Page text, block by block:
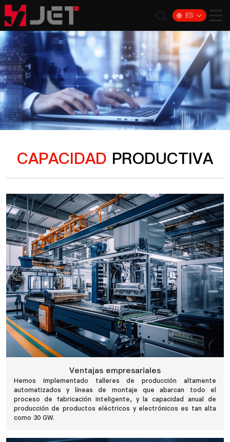
ES
CAPACIDAD PRODUCTIVA
Ventajas empresariales
Hemos implementado talleres de producción altamente
automatizados y líneas de montaje que abarcan todo el
proceso de fabricación inteligente, y la capacidad anual de
producción de productos eléctricos y electrónicos es tan alta
como 30 GW.